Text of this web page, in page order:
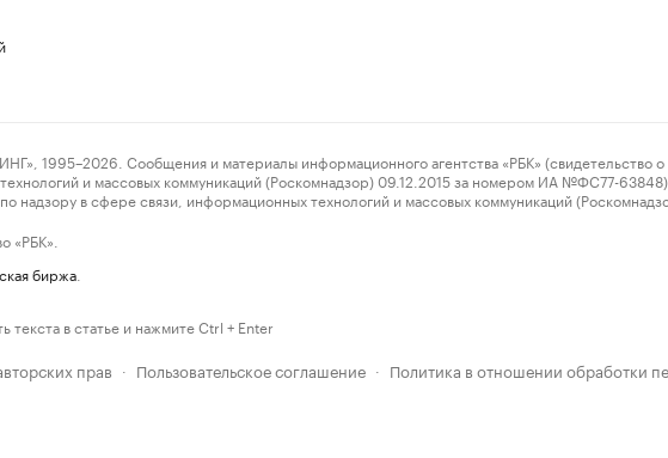
Сообщения и материалы информационного агентства «РБК» (свидетельство о
и массовых коммуникаций (Роскомнадзор) 09.12.2015 за номером ИА №ФС77-63848)
надзору в сфере связи, информационных технологий и массовых коммуникаций
«РБК».
биржа
в статье и нажмите Ctrl + Enter
прав · Пользовательское соглашение · Политика в отношении обработки